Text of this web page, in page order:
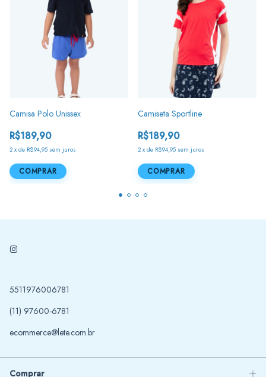
Camisa Polo Unissex
R$189,90
2 x de R$94,95 sem juros
COMPRAR
Camiseta Sportline
R$189,90
2 x de R$94,95 sem juros
COMPRAR
5511976006781
(11) 97600-6781
ecommerce@lete.com.br
Comprar